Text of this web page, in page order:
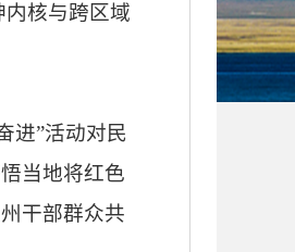
内核与跨区域
进”活动对民
当地将红色
干部群众共